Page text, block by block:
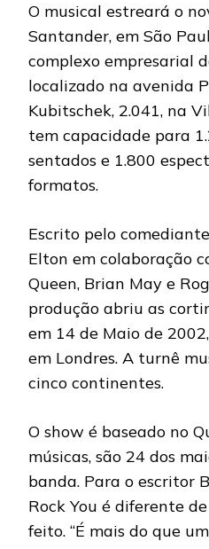
O musical estreará o
Santander, em São
complexo empresarial
localizado na avenida
Kubitschek, 2.041, na
tem capacidade para
sentados e 1.800
formatos.
Escrito pelo
Elton em colaboração
Queen, Brian May e
produção abriu as
em 14 de Maio de
em Londres. A turnê
cinco continentes.
O show é baseado no
músicas, são 24 dos
banda. Para o escritor
Rock You é diferente
feito. “É mais do que